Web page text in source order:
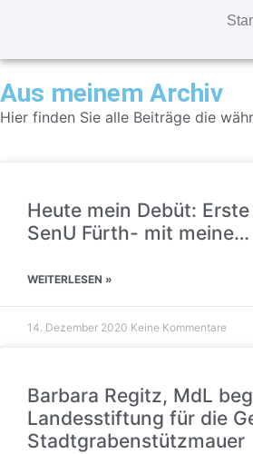
Aus meinem Archiv
Hier finden Sie alle Beiträge die
Heute mein Debüt:
SenU Fürth- mit meine…
WEITERLESEN »
14. Dezember 2020 Keine Kommentare
Barbara Regitz, MdL
Landesstiftung für die
Stadtgrabenstützmauer